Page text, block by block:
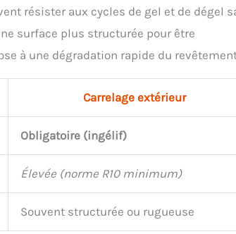
résister aux cycles de gel et de dégel
surface plus structurée pour être
à une dégradation rapide du
Carrelage extérieur
Obligatoire (ingélif)
Élevée (norme R10 minimum)
Souvent structurée ou rugueuse